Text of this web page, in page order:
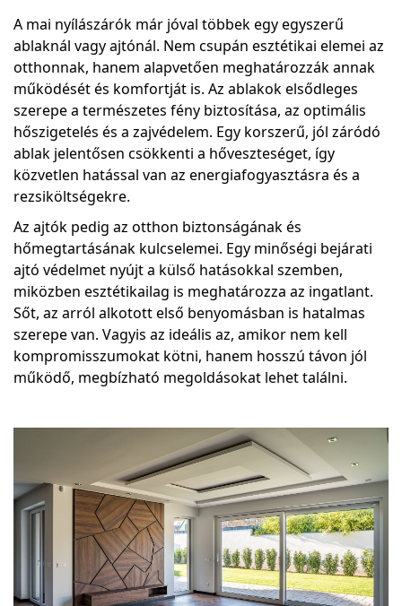
A mai nyílászárók már jóval többek egy egyszerű
ablaknál vagy ajtónál. Nem csupán esztétikai elemei az
otthonnak, hanem alapvetően meghatározzák annak
működését és komfortját is. Az ablakok elsődleges
szerepe a természetes fény biztosítása, az optimális
hőszigetelés és a zajvédelem. Egy korszerű, jól záródó
ablak jelentősen csökkenti a hőveszteséget, így
közvetlen hatással van az energiafogyasztásra és a
rezsiköltségekre.
Az ajtók pedig az otthon biztonságának és
hőmegtartásának kulcselemei. Egy minőségi bejárati
ajtó védelmet nyújt a külső hatásokkal szemben,
miközben esztétikailag is meghatározza az ingatlant.
Sőt, az arról alkotott első benyomásban is hatalmas
szerepe van. Vagyis az ideális az, amikor nem kell
kompromisszumokat kötni, hanem hosszú távon jól
működő, megbízható megoldásokat lehet találni.